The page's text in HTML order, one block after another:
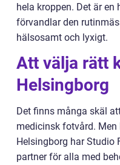
hela kroppen. Det är en
förvandlar den
hälsosamt och lyxigt.
Att välja rätt
Helsingborg
Det finns många skäl
medicinsk fotvård.
Helsingborg har Studio
partner för alla med